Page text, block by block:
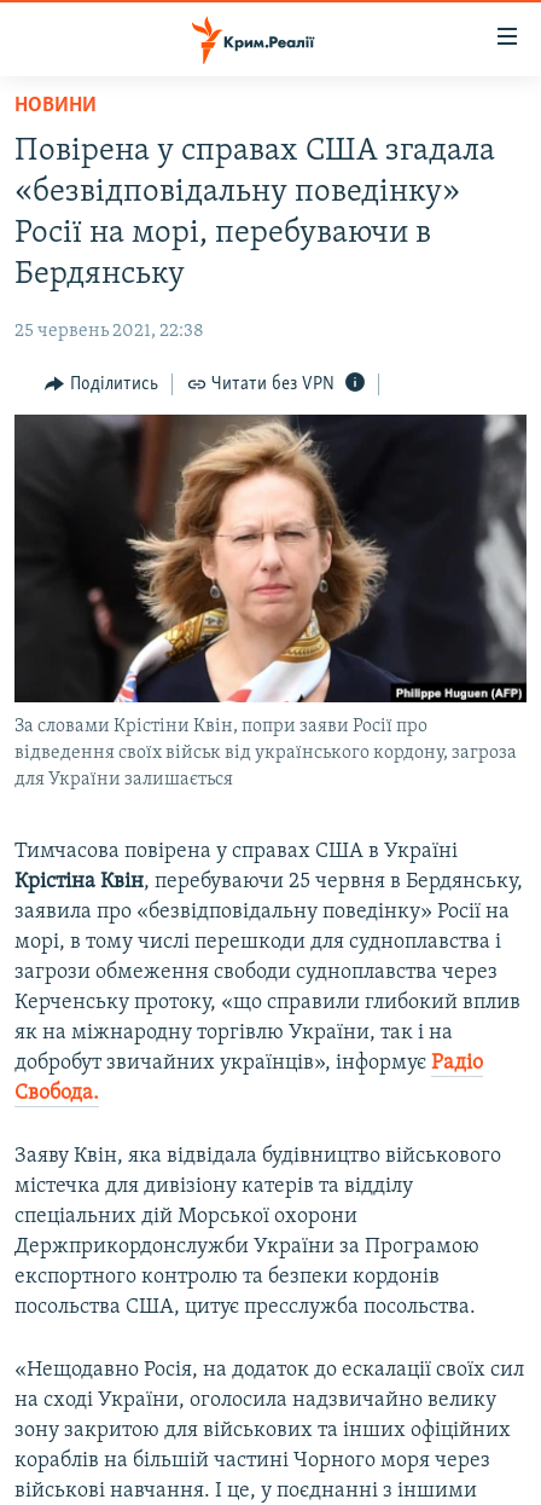
Перейти
основного
матеріалу
Перейти
до
основної
Перейти
пошуку
ВОДА.КРИМ
ВІДЕО ТА ФОТО
ПОЛІТИКА
ПОГЛЯД
ІНТЕРВ'Ю
ВСЕ ЗА ДЕНЬ
ВІДЕОУРОКИ «ELIFBE»
СВІДЧЕННЯ ОКУПАЦІЇ
УКРАЇНСЬКА ПРОБЛЕМА КРИМУ
ІНФОГРАФІКА
ЯК ОБІЙТИ БЛОКУВАННЯ
Русский
Qırımtatar
НОВИНИ
Повірена у справах США згадала
«безвідповідальну поведінку»
Росії на морі, перебуваючи в
Бердянську
25 червень 2021, 22:38
Поділитись Читати без VPN
За словами Крістіни Квін, попри заяви Росії про
відведення своїх військ від українського кордону, загроза
для України залишається
Тимчасова повірена у справах США в Україні
Крістіна Квін, перебуваючи 25 червня в Бердянську,
заявила про «безвідповідальну поведінку» Росії на
морі, в тому числі перешкоди для судноплавства і
загрози обмеження свободи судноплавства через
Керченську протоку, «що справили глибокий вплив
як на міжнародну торгівлю України, так і на
добробут звичайних українців», інформує Радіо
Свобода.
Заяву Квін, яка відвідала будівництво військового
містечка для дивізіону катерів та відділу
спеціальних дій Морської охорони
Держприкордонслужби України за Програмою
експортного контролю та безпеки кордонів
посольства США, цитує пресслужба посольства.
«Нещодавно Росія, на додаток до ескалації своїх сил
на сході України, оголосила надзвичайно велику
зону закритою для військових та інших офіційних
кораблів на більшій частині Чорного моря через
військові навчання. І це, у поєднанні з іншими